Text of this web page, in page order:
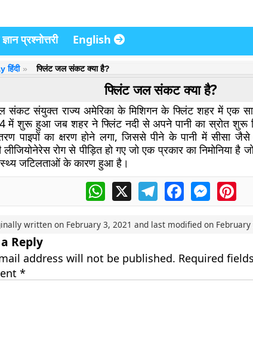
प्रश्नोत्तरी English
हिंदी फ्लिंट जल संकट क्या है?
फ्लिंट जल संकट क्या है?
संकट संयुक्त राज्य अमेरिका के मिशिगन के फ्लिंट शहर में एक
में शुरू हुआ जब शहर ने फ्लिंट नदी से अपने पानी का स्रोत शुरू
पाइपों का क्षरण होने लगा, जिससे पीने के पानी में सीसा
लीजियोनेरेस रोग से पीड़ित हो गए जो एक प्रकार का निमोनिया है
जटिलताओं के कारण हुआ है।
WhatsApp
X TelegramFacebook
written on February 3, 2021 and last modified on February
Reply
address will not be published. Required
*